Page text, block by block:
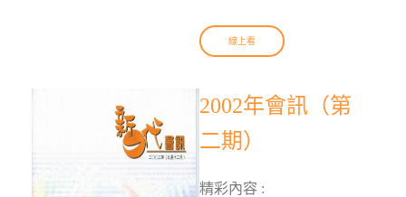
線上看
2002年會訊（第
二期）
精彩內容 :